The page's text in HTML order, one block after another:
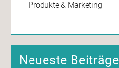
Produkte & Marketing
Neueste Beiträge